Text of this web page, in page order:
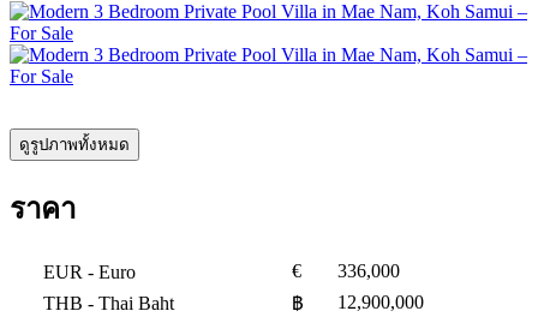
ดูรูปภาพทั้งหมด
ราคา
EUR - Euro €
336,000
THB - Thai Baht ฿
12,900,000